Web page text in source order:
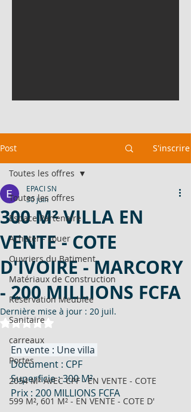
Post S'inscrire
Toutes les offres
Espace Partenaire
Acheter - Louer
Ouvriers du Batiment
Matériaux de Construction
Réservation Meublée
Sanitaire
carreaux
Portes
2054 M² AVEC CPF - EN VENTE - COTE
599 M², 601 M² - EN VENTE - COTE D'
Toutes les offres
300 M² VILLA EN
VENTE - COTE
D'IVOIRE - MARCORY
- 200 MILLIONS FCFA
EPACI SN
30 juin
Dernière mise à jour : 20 juil.
Noté NaN étoiles sur 5.
En vente : Une villa
Document : CPF
Superficie : 300 M²
Prix : 200 MILLIONS FCFA